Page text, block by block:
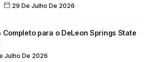
29 De Julho De 2026
Completo para o DeLeon Springs State
Julho De 2026